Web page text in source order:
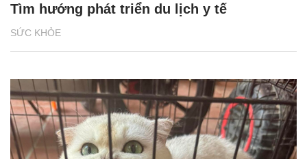
SỨC KHỎE
Tìm hướng phát triển du lịch y tế